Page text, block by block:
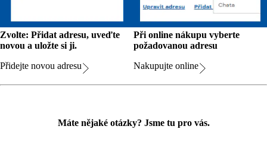
Zvolte: Přidat adresu, uveďte
novou a uložte si ji.
Přidejte novou adresu
Při online nákupu vyberte
požadovanou adresu
Nakupujte online
Máte nějaké otázky? Jsme tu pro vás.